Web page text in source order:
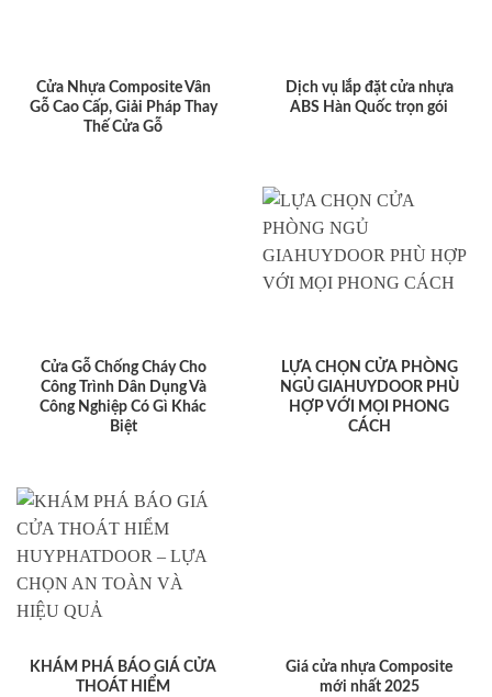
Cửa Nhựa Composite Vân
Gỗ Cao Cấp, Giải Pháp Thay
Thế Cửa Gỗ
Dịch vụ lắp đặt cửa nhựa
ABS Hàn Quốc trọn gói
Cửa Gỗ Chống Cháy Cho
Công Trình Dân Dụng Và
Công Nghiệp Có Gì Khác
Biệt
LỰA CHỌN CỬA PHÒNG
NGỦ GIAHUYDOOR PHÙ
HỢP VỚI MỌI PHONG
CÁCH
KHÁM PHÁ BÁO GIÁ CỬA
THOÁT HIỂM
Giá cửa nhựa Composite
mới nhất 2025